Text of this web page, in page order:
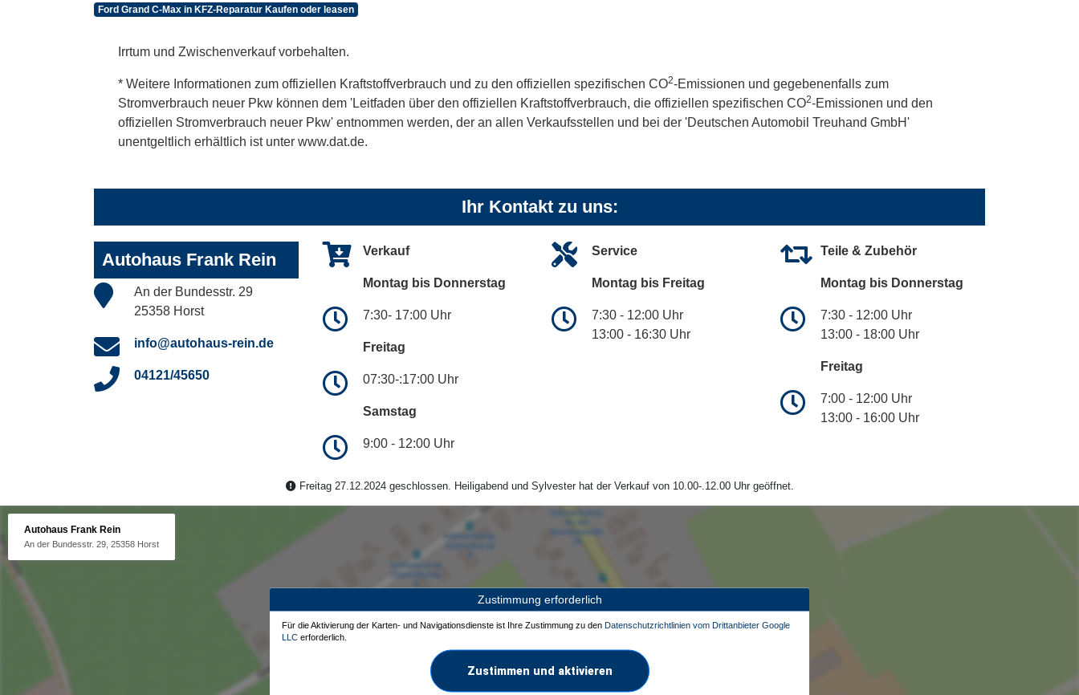
Ford Grand C-Max in KFZ-Reparatur Kaufen oder leasen
Irrtum und Zwischenverkauf vorbehalten.
* Weitere Informationen zum offiziellen Kraftstoffverbrauch und zu den offiziellen spezifischen CO2-Emissionen und gegebenenfalls zum
Stromverbrauch neuer Pkw können dem 'Leitfaden über den offiziellen Kraftstoffverbrauch, die offiziellen spezifischen CO2-Emissionen und den
offiziellen Stromverbrauch neuer Pkw' entnommen werden, der an allen Verkaufsstellen und bei der 'Deutschen Automobil Treuhand GmbH'
unentgeltlich erhältlich ist unter www.dat.de.
Ihr Kontakt zu uns:
Autohaus Frank Rein
An der Bundesstr. 29
25358 Horst
info@autohaus-rein.de
04121/45650
Verkauf
Montag bis Donnerstag
7:30- 17:00 Uhr
Freitag
07:30-:17:00 Uhr
Samstag
9:00 - 12:00 Uhr
Service
Montag bis Freitag
7:30 - 12:00 Uhr
13:00 - 16:30 Uhr
Teile & Zubehör
Montag bis Donnerstag
7:30 - 12:00 Uhr
13:00 - 18:00 Uhr
Freitag
7:00 - 12:00 Uhr
13:00 - 16:00 Uhr
Freitag 27.12.2024 geschlossen. Heiligabend und Sylvester hat der Verkauf von 10.00-.12.00 Uhr geöffnet.
Autohaus Frank Rein
An der Bundesstr. 29, 25358 Horst
Zustimmung erforderlich
Für die Aktivierung der Karten- und Navigationsdienste ist Ihre Zustimmung zu den Datenschutzrichtlinien vom Drittanbieter Google
LLC erforderlich.
Zustimmen und aktivieren